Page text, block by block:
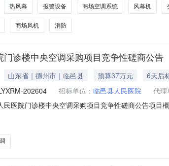
热风幕 报警设备 商场空调系统 风幕机
商场风机 消防
门诊楼中央空调采购项目竞争性磋商公告
山东省｜德州市｜临邑县 预算37万元 6天后
202604 招标单位： 临邑县人民医院 代理
民医院门诊楼中央空调采购项目竞争性磋商公告项目
采购方式：竞争性磋商4.预算金额：37.00万元5.采购